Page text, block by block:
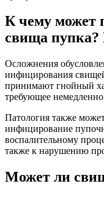
К чему может
свища пупка?
Осложнения
инфицирования
принимают гнойный
требующее
Патология также
инфицирование
воспалительному
также к нарушению
Может ли